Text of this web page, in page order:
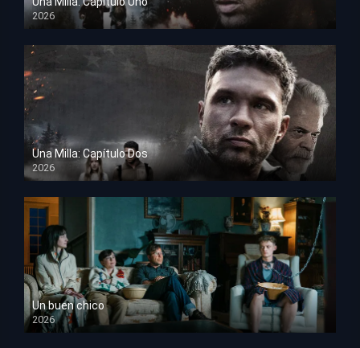
2026
HD 1080p
Una Milla: Capítulo Dos
2026
HD 1080p
Un buen chico
2026
HD 1080p